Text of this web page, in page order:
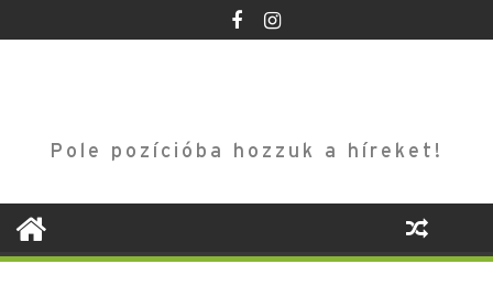
to
Pole pozícióba hozzuk a híreket!